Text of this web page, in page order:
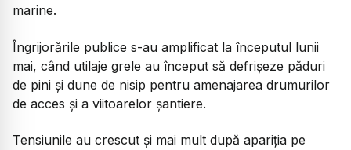
marine.
Îngrijorările publice s-au amplificat la începutul lunii
mai, când utilaje grele au început să defrișeze păduri
de pini și dune de nisip pentru amenajarea drumurilor
de acces și a viitoarelor șantiere.
Tensiunile au crescut și mai mult după apariția pe